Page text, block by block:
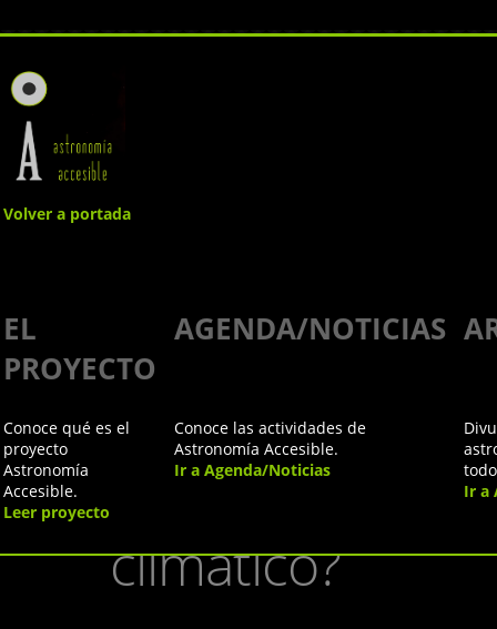
Volver a portada
EL
PROYECTO
AGENDA/NOTICIAS
Conoce qué es el
proyecto
Astronomía
Accesible.
Leer proyecto
Conoce las actividades de
Astronomía Accesible.
Ir a Agenda/Noticias
Ir a
¿Qué nos
enseña la
astronomía
sobre el
climático?